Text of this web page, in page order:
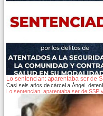
Lo sentencian: aparentaba ser de
Casi seis años de cárcel a Ángel,
Lo sentencian: aparentaba ser de SSP